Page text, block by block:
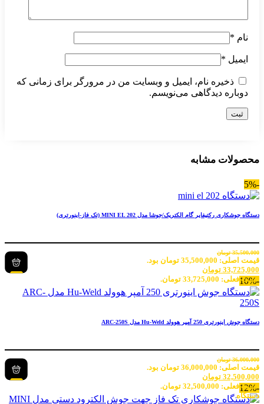
نام *
ایمیل *
ذخیره نام، ایمیل و وبسایت من در مرورگر برای زمانی که
دوباره دیدگاهی می‌نویسم.
محصولات مشابه
-5%
دستگاه جوشکاری رکتیفایر گام الکتریک/جوشا مدل MINI EL 202 (تک فاز-اینورتری)
35,500,000 تومان
قیمت اصلی: 35,500,000 تومان بود.
33,725,000 تومان
قیمت فعلی: 33,725,000 تومان.-10%
دستگاه جوش اینورتری 250 آمپر هوولد Hu-Weld مدل ARC-250S
36,000,000 تومان
قیمت اصلی: 36,000,000 تومان بود.
32,500,000 تومان
قیمت فعلی: 32,500,000 تومان.
دستگاه
-12%